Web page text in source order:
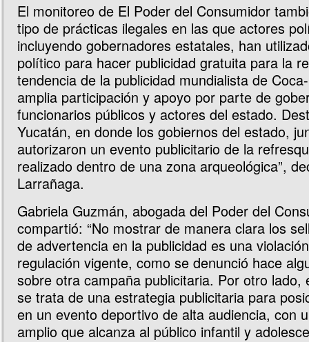
El monitoreo de El Poder del Consumidor
tipo de prácticas ilegales en las que actores
incluyendo gobernadores estatales, han
político para hacer publicidad gratuita para la
tendencia de la publicidad mundialista de
amplia participación y apoyo por parte de
funcionarios públicos y actores del estado.
Yucatán, en donde los gobiernos del estado,
autorizaron un evento publicitario de la
realizado dentro de una zona arqueológica”,
Larrañaga.
Gabriela Guzmán, abogada del Poder del
compartió: “No mostrar de manera clara los
de advertencia en la publicidad es una
regulación vigente, como se denunció hace
sobre otra campaña publicitaria. Por otro lado,
se trata de una estrategia publicitaria para
en un evento deportivo de alta audiencia, con
amplio que alcanza al público infantil y